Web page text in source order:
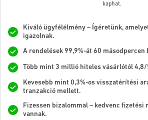
kaphat.
Kiváló ügyfélélmény – Ígéretünk,
igazolnak.
A rendelések 99,9%-át 60
Több mint 3 millió hiteles vásárlótól
Kevesebb mint 0,3%-os visszatérítési
tranzakció mellett.
Fizessen bizalommal – kedvenc fizetési
vannak.